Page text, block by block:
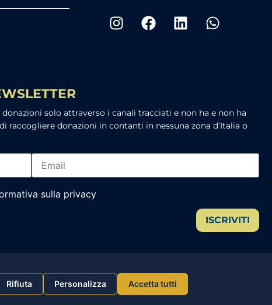
solo attraverso i canali tracciati e non ha e non ha
raccogliere donazioni in contanti in nessuna zona d’Italia o
sulla privacy
ISCRIVITI
|Sidebloom.com
Rifiuta Personalizza Accetta tutti